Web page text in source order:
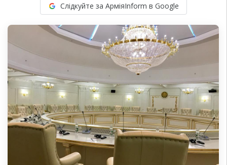
Слідкуйте за АрміяInform в Google